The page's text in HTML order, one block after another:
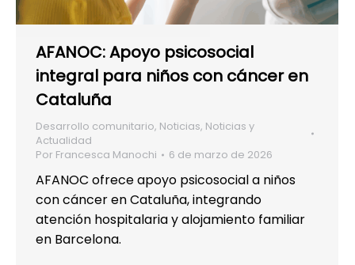
AFANOC: Apoyo psicosocial
integral para niños con cáncer en
Cataluña
Desarrollo comunitario, Noticias, Noticias y
Actualidad
Por Francesca Manochi 6 de marzo de 2026
AFANOC ofrece apoyo psicosocial a niños
con cáncer en Cataluña, integrando
atención hospitalaria y alojamiento familiar
en Barcelona.